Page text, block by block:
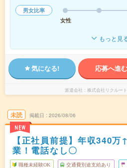
男女比率
女性
もっと見
気になる! 応募へ進む
派遣会社 株式会社リクルー
未読
NEW
掲載日 2026/08/06
【正社員前提】年収340
業！電話なし〇
職種未経験OK 交通費別途支給あり